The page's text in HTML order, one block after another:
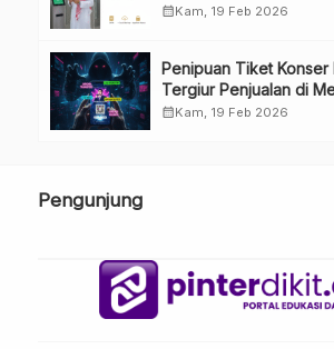
calendar_monthKam, 19 Feb 2026
Penipuan Tiket Konser
Tergiur Penjualan di
calendar_monthKam, 19 Feb 2026
Pengunjung